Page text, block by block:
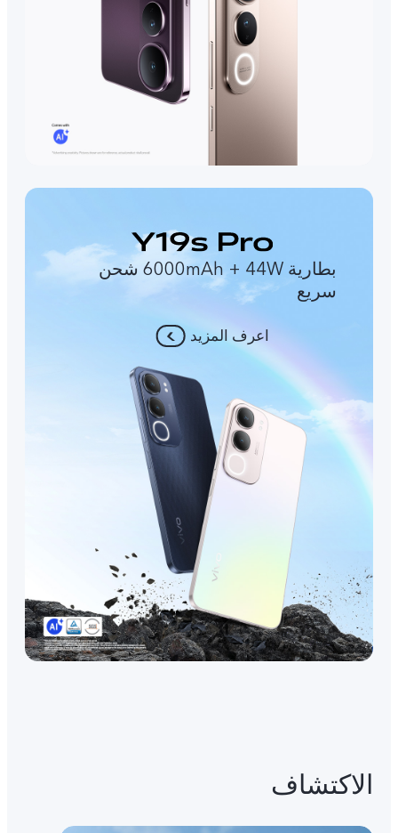
بطارية 6000mAh + 44W شحن
سريع
اعرف المزيد
الاكتشاف